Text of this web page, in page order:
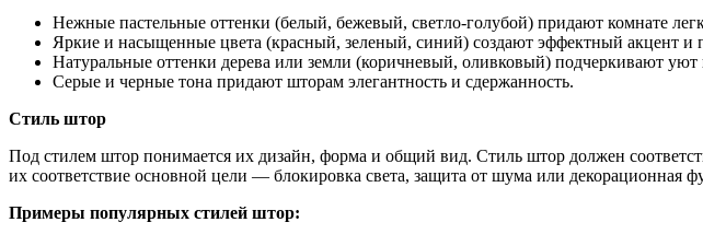
Нежные пастельные оттенки (белый, бежевый, светло-голубой) придают комнате
Яркие и насыщенные цвета (красный, зеленый, синий) создают эффектный акцент и
Натуральные оттенки дерева или земли (коричневый, оливковый) подчеркивают
Серые и черные тона придают шторам элегантность и сдержанность.
Стиль штор
Под стилем штор понимается их дизайн, форма и общий вид. Стиль штор должен
их соответствие основной цели — блокировка света, защита от шума или декорационная
Примеры популярных стилей штор: